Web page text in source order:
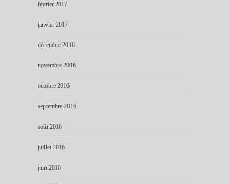
février 2017
janvier 2017
décembre 2016
novembre 2016
octobre 2016
septembre 2016
août 2016
juillet 2016
juin 2016